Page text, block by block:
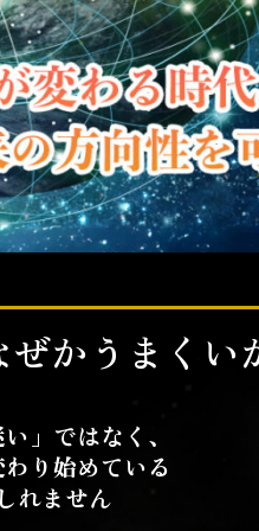
かうまくい
」ではなく、
り始めている
れません